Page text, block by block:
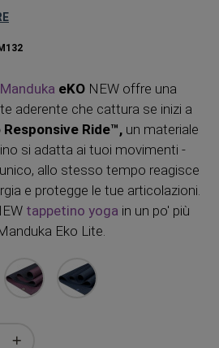
eKO NEW offre una
aderente che cattura se inizi a
Ride™, un materiale
si adatta ai tuoi movimenti -
allo stesso tempo reagisce
e protegge le tue articolazioni.
tappetino yoga in un po' più
Eko Lite.